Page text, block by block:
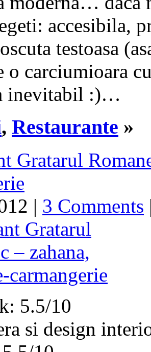
accesibila,
testoasa
carciumioara
inevitabil :)…
, Restaurante »
Gratarul
| 3 Comments
5.5/10
si design